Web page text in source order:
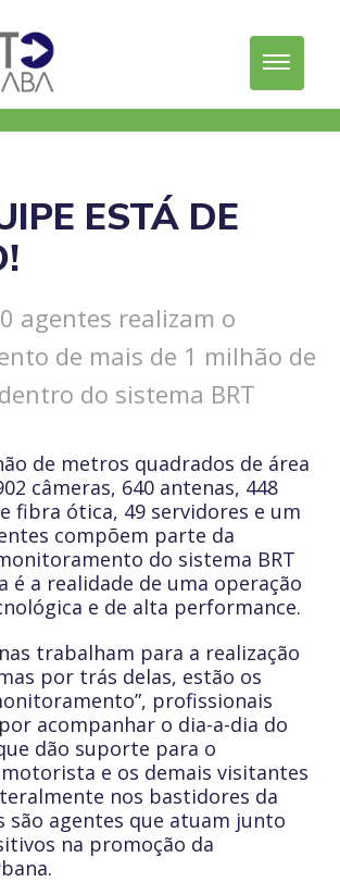
ESTÁ DE
agentes realizam o
de mais de 1 milhão de
do sistema BRT
de metros quadrados de área
câmeras, 640 antenas, 448
fibra ótica, 49 servidores e um
compõem parte da
do sistema BRT
é a realidade de uma operação
e de alta performance.
trabalham para a realização
por trás delas, estão os
profissionais
acompanhar o dia-a-dia do
dão suporte para o
e os demais visitantes
nos bastidores da
são agentes que atuam junto
na promoção da